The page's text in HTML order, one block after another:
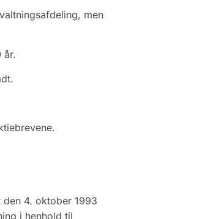
men
år.
4. oktober 1993
i henhold til